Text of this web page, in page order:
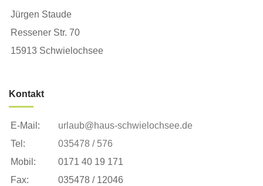
Jürgen Staude
Ressener Str. 70
15913 Schwielochsee
Kontakt
E-Mail:
urlaub@haus-schwielochsee.de
Tel:
035478 / 576
Mobil:
0171 40 19 171
Fax:
035478 / 12046